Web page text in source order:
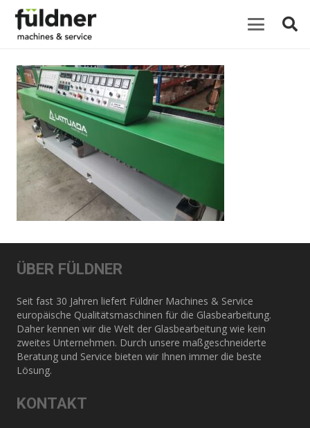
ÜBER FÜLDNER
Seit fast 30 Jahren liefert Füldner Machines & Service
europäische Qualitätsmaschinen für die Glasbearbeitung.
Daher kennen wir die Welt der Glasbearbeitung wie kein
zweites Unternehmen. Durch unsere maßgeschneiderte
Beratung und Service bieten wir Ihnen immer die beste
Lösung.
KONTAKT